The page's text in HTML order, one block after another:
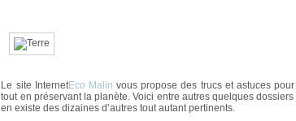
Le site InternetEco Malin vous propose des trucs et astuces
tout en préservant la planète. Voici entre autres quelques
en existe des dizaines d’autres tout autant pertinents.